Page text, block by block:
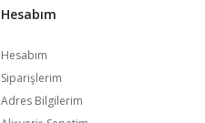
Hesabım
Hesabım
Siparişlerim
Adres Bilgilerim